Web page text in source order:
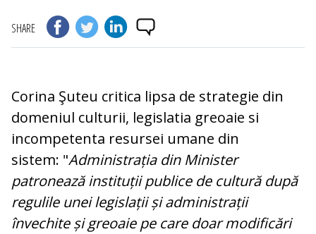
SHARE
Corina Şuteu critica lipsa de strategie din
domeniul culturii, legislatia greoaie si
incompetenta resursei umane din
sistem: "Administrația din Minister
patronează instituții publice de cultură după
regulile unei legislații și administrații
învechite și greoaie pe care doar modificări